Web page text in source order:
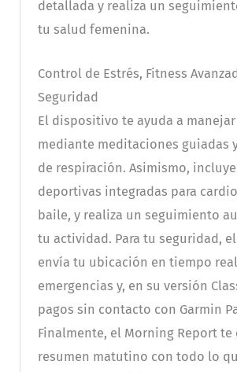
detallada y realiza un
tu salud femenina.
Control de Estrés, Fitness
Seguridad
El dispositivo te ayuda a
mediante meditaciones guiadas
de respiración. Asimismo,
deportivas integradas para
baile, y realiza un seguimiento
tu actividad. Para tu seguridad,
envía tu ubicación en tiempo
emergencias y, en su versión
pagos sin contacto con Garmin
Finalmente, el Morning Report te
resumen matutino con todo lo